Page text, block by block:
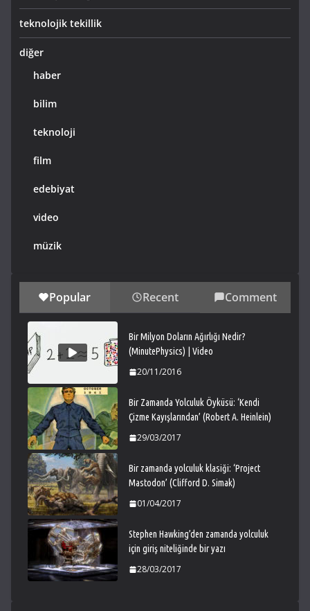
teknolojik tekillik
diğer
haber
bilim
teknoloji
film
edebiyat
video
müzik
Popular Recent Comment
Bir Milyon Doların Ağırlığı Nedir?
(MinutePhysics) | Video
20/11/2016
Bir Zamanda Yolculuk Öyküsü: ‘Kendi
Çizme Kayışlarından’ (Robert A. Heinlein)
29/03/2017
Bir zamanda yolculuk klasiği: ‘Project
Mastodon’ (Clifford D. Simak)
01/04/2017
Stephen Hawking’den zamanda yolculuk
için giriş niteliğinde bir yazı
28/03/2017